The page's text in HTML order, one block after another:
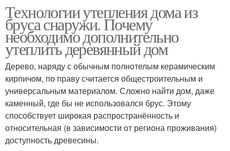
Технологии утепления дома из
бруса снаружи. Почему
необходимо дополнительно
утеплить деревянный дом
Дерево, наряду с обычным полнотелым керамическим
кирпичом, по праву считается общестроительным и
универсальным материалом. Сложно найти дом, даже
каменный, где бы не использовался брус. Этому
способствует широкая распространённость и
относительная (в зависимости от региона проживания)
доступность древесины.